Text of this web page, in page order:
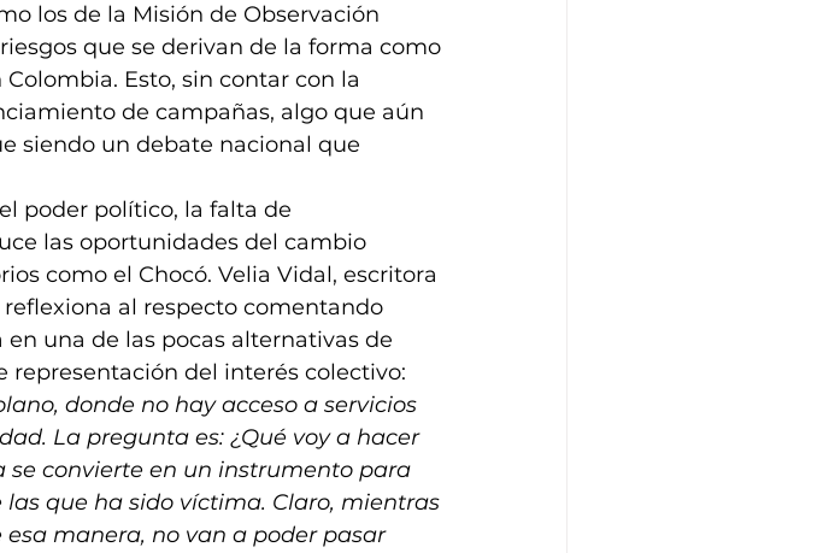
los de la Misión de Observación
que se derivan de la forma como
Esto, sin contar con la
de campañas, algo que aún
siendo un debate nacional que
poder político, la falta de
las oportunidades del cambio
como el Chocó. Velia Vidal, escritora
al respecto comentando
una de las pocas alternativas de
representación del interés colectivo:
donde no hay acceso a servicios
La pregunta es: ¿Qué voy a hacer
se convierte en un instrumento para
que ha sido víctima. Claro, mientras
manera, no van a poder pasar